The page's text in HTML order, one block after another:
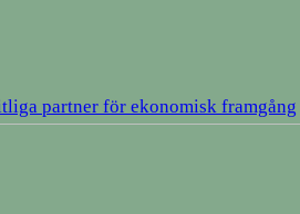
partner för ekonomisk framgång